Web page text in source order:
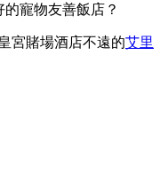
寵物友善飯店？
宮賭場酒店不遠的艾里